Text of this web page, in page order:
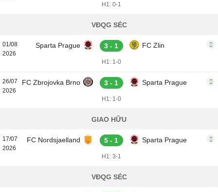
H1: 0-1
VĐQG SÉC
01/08
2026
Sparta Prague 3 - 1 FC Zlin
H1: 1-0
26/07
2026
FC Zbrojovka Brno 3 - 1 Sparta Prague
H1: 1-0
GIAO HỮU
17/07
2026
FC Nordsjaelland 5 - 1 Sparta Prague
H1: 3-1
VĐQG SÉC